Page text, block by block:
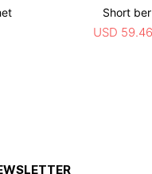
Short
USD 59.46